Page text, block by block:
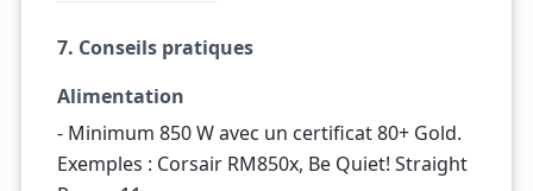
7. Conseils pratiques
Alimentation
- Minimum 850 W avec un certificat 80+ Gold.
Exemples : Corsair RM850x, Be Quiet! Straight